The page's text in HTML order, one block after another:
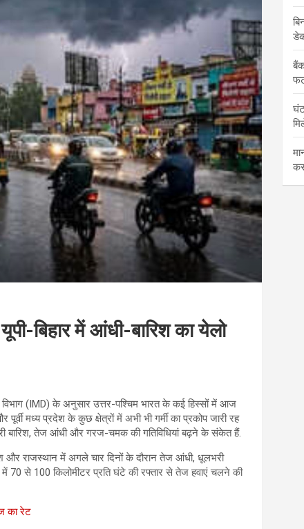
बिहार में आंधी-बारिश का येलो
(IMD) के अनुसार उत्तर-पश्चिम भारत के कई हिस्सों में आज
मध्य प्रदेश के कुछ क्षेत्रों में अभी भी गर्मी का प्रकोप जारी रह
बारिश, तेज आंधी और गरज-चमक की गतिविधियां बढ़ने के संकेत हैं.
और राजस्थान में अगले चार दिनों के दौरान तेज आंधी, धूलभरी
70 से 100 किलोमीटर प्रति घंटे की रफ्तार से तेज हवाएं चलने की
का रेट